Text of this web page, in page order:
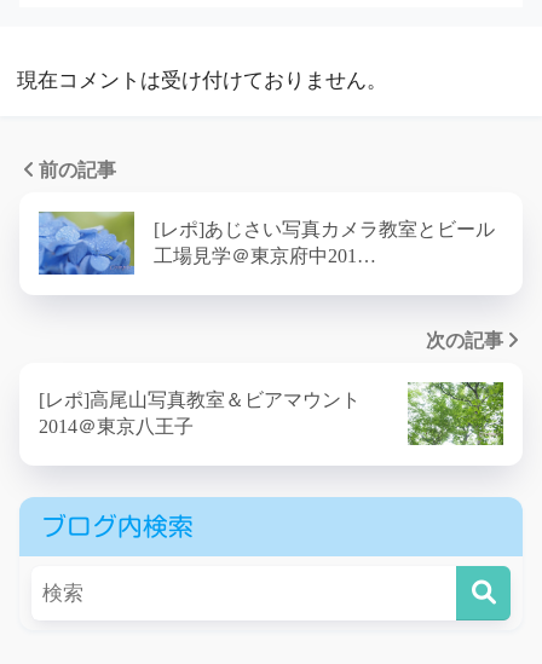
現在コメントは受け付けておりません。
前の記事
[レポ]あじさい写真カメラ教室とビール
工場見学＠東京府中201…
次の記事
[レポ]高尾山写真教室＆ビアマウント
2014＠東京八王子
ブログ内検索